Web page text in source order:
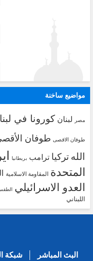
مواضيع ساخنة
مصر لبنان كورونا في
طوفان الاقصى طوفان
الله تركيا ترامب بريطانيا
المتحدة المقاومة الاسلامية
العدو الاسرائيلي
اللبناني
البث المباشر شبكة